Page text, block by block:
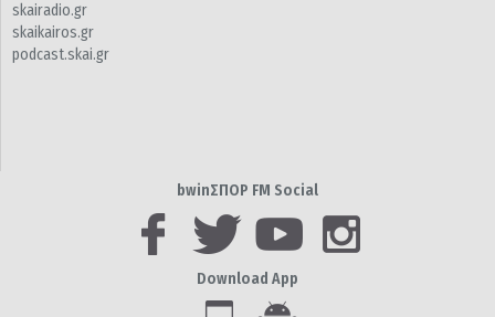
skairadio.gr
skaikairos.gr
podcast.skai.gr
bwinΣΠΟΡ FM Social
Download App